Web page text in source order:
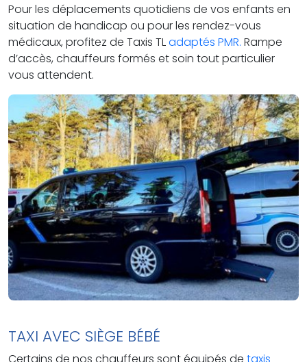
Pour les déplacements quotidiens de vos enfants en
situation de handicap ou pour les rendez-vous
médicaux, profitez de Taxis TLadaptés PMR. Rampe
d’accès, chauffeurs formés et soin tout particulier
vous attendent.
TAXI AVEC SIÈGE BÉBÉ